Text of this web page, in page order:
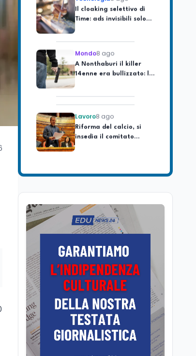
Time: ads invisibili solo
per i chatbot AI
A Nonthaburi il killer
14enne era bullizzato: la
CZ-75 era del nonno
Riforma del calcio, si
insedia il comitato
ristretto al Senato. La
europea in memoria
di Strasburgo in ricordo
dei minatori morti a
Marcinelle nel 1956
Università 8 ago
Università statali, il
Fondo ordinario 2026
la firma della ministra
Tecnologia8 ago
Il cloaking selettivo di
Time: ads invisibili solo
Mondo 8 ago
A Nonthaburi il killer
14enne era bullizzato: la